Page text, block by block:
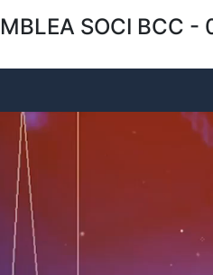
SOCI BCC